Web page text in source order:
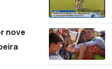
nove